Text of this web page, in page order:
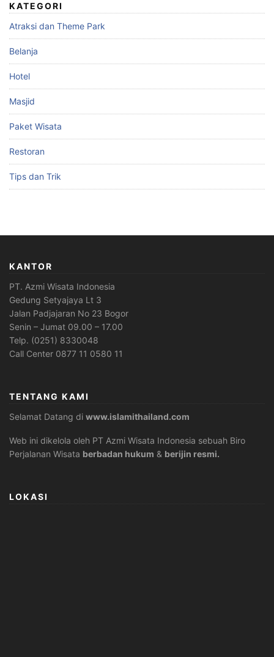
KATEGORI
Atraksi dan Theme Park
Belanja
Hotel
Masjid
Paket Wisata
Restoran
Tips dan Trik
KANTOR
PT. Azmi Wisata Indonesia
Gedung Setyajaya Lt 3
Jalan Padjajaran No 23 Bogor
Senin – Jumat 09.00 – 17.00
Telp. (0251) 8330048
Call Center 0877 11 0580 11
TENTANG KAMI
Selamat Datang di www.islamithailand.com
Web ini dikelola oleh PT Azmi Wisata Indonesia sebuah Biro
Perjalanan Wisata berbadan hukum & berijin resmi.
LOKASI